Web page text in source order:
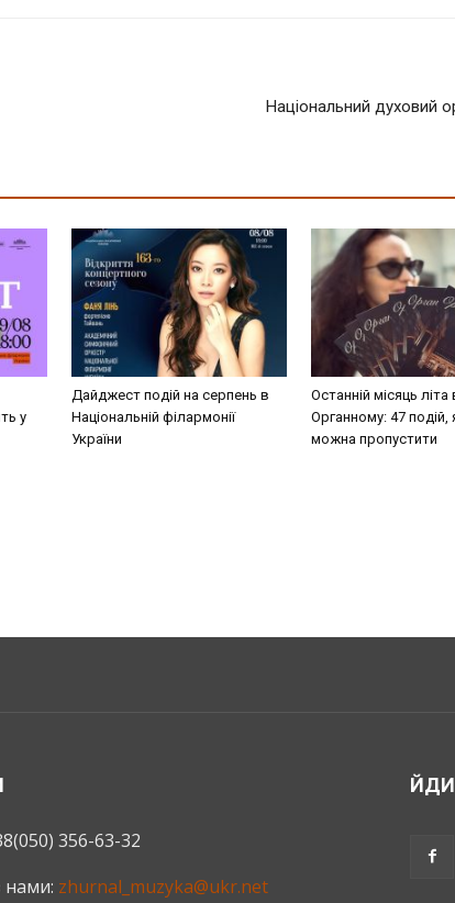
Національний духовий
у
Дайджест подій на серпень в
Національній філармонії
України
Останній місяць літа
Органному: 47 подій,
можна пропустити
356-63-32
нами: zhurnal_muzyka@ukr.net